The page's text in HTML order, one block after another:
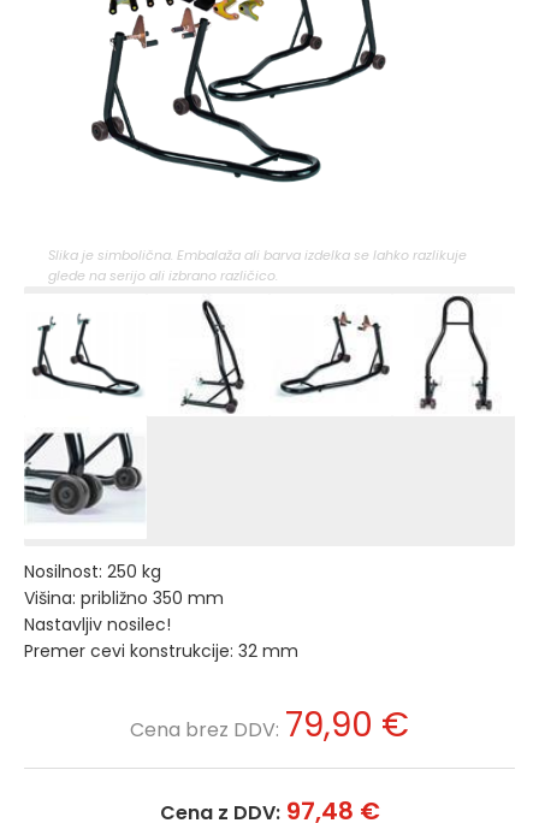
Slika je simbolična. Embalaža ali barva izdelka se lahko razlikuje
glede na serijo ali izbrano različico.
Nosilnost: 250 kg
Višina: približno 350 mm
Nastavljiv nosilec!
Premer cevi konstrukcije: 32 mm
Cena brez DDV: 79,90 €
Cena z DDV: 97,48 €